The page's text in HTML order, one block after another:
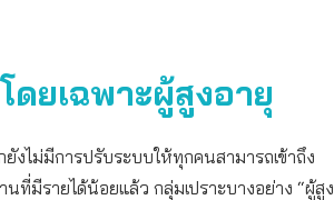
ดยเฉพาะผู้สูงอายุ
งไม่มีการปรับระบบให้ทุกคนสามารถเข้าถึง
ที่มีรายได้น้อยแล้ว กลุ่มเปราะบางอย่าง “ผู้สูง